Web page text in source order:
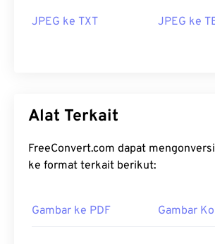
JPEG ke TXT JPEG ke
Alat Terkait
FreeConvert.com dapat
ke format terkait berikut:
Gambar ke PDF Gambar